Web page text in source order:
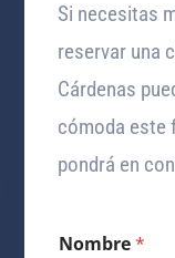
Si necesitas
reservar una
Cárdenas
cómoda este
pondrá en
Nombre*